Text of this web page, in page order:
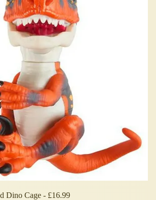
Dino Cage - £16.99